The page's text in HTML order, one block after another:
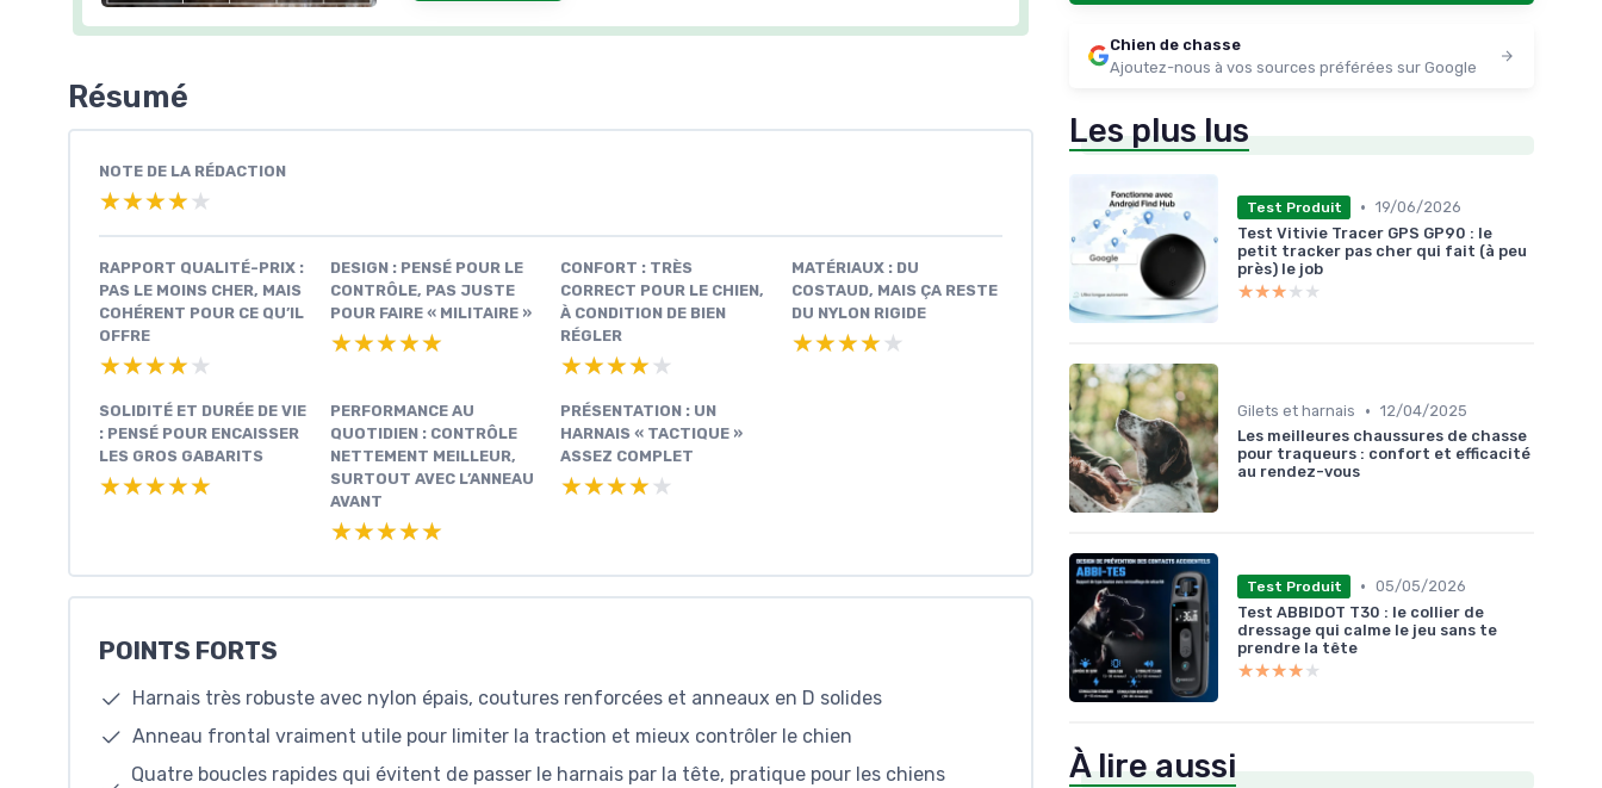
Résumé
NOTE DE LA RÉDACTION
★★★★★
★★★★★
RAPPORT QUALITÉ-PRIX :
PAS LE MOINS CHER, MAIS
COHÉRENT POUR CE QU’IL
OFFRE
★★★★★
★★★★★
DESIGN : PENSÉ POUR LE
CONTRÔLE, PAS JUSTE
POUR FAIRE « MILITAIRE »
★★★★★
★★★★★
CONFORT : TRÈS
CORRECT POUR LE CHIEN,
À CONDITION DE BIEN
RÉGLER
★★★★★
★★★★★
MATÉRIAUX : DU
COSTAUD, MAIS ÇA RESTE
DU NYLON RIGIDE
★★★★★
★★★★★
SOLIDITÉ ET DURÉE DE VIE
: PENSÉ POUR ENCAISSER
LES GROS GABARITS
★★★★★
★★★★★
PERFORMANCE AU
QUOTIDIEN : CONTRÔLE
NETTEMENT MEILLEUR,
SURTOUT AVEC L’ANNEAU
AVANT
★★★★★
★★★★★
PRÉSENTATION : UN
HARNAIS « TACTIQUE »
ASSEZ COMPLET
★★★★★
★★★★★
POINTS FORTS
Harnais très robuste avec nylon épais, coutures renforcées et anneaux en D solides
Anneau frontal vraiment utile pour limiter la traction et mieux contrôler le chien
Quatre boucles rapides qui évitent de passer le harnais par la tête, pratique pour les chiens
Chien de chasse
Ajoutez-nous à vos sources préférées sur Google
Les plus lus
Test Produit • 19/06/2026
Test Vitivie Tracer GPS GP90 : le
petit tracker pas cher qui fait (à peu
près) le job
★★★★★
★★★★★
Gilets et harnais • 12/04/2025
Les meilleures chaussures de chasse
pour traqueurs : confort et efficacité
au rendez-vous
Test Produit • 05/05/2026
Test ABBIDOT T30 : le collier de
dressage qui calme le jeu sans te
prendre la tête
★★★★★
★★★★★
À lire aussi